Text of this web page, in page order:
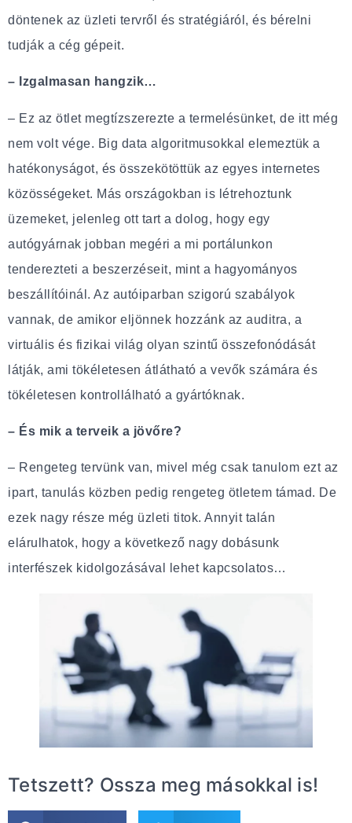
döntenek az üzleti tervről és stratégiáról, és bérelni
tudják a cég gépeit.
– Izgalmasan hangzik…
– Ez az ötlet megtízszerezte a termelésünket, de itt még
nem volt vége. Big data algoritmusokkal elemeztük a
hatékonyságot, és összekötöttük az egyes internetes
közösségeket. Más országokban is létrehoztunk
üzemeket, jelenleg ott tart a dolog, hogy egy
autógyárnak jobban megéri a mi portálunkon
tenderezteti a beszerzéseit, mint a hagyományos
beszállítóinál. Az autóiparban szigorú szabályok
vannak, de amikor eljönnek hozzánk az auditra, a
virtuális és fizikai világ olyan szintű összefonódását
látják, ami tökéletesen átlátható a vevők számára és
tökéletesen kontrollálható a gyártóknak.
– És mik a terveik a jövőre?
– Rengeteg tervünk van, mivel még csak tanulom ezt az
ipart, tanulás közben pedig rengeteg ötletem támad. De
ezek nagy része még üzleti titok. Annyit talán
elárulhatok, hogy a következő nagy dobásunk
interfészek kidolgozásával lehet kapcsolatos…
Tetszett? Ossza meg másokkal is!